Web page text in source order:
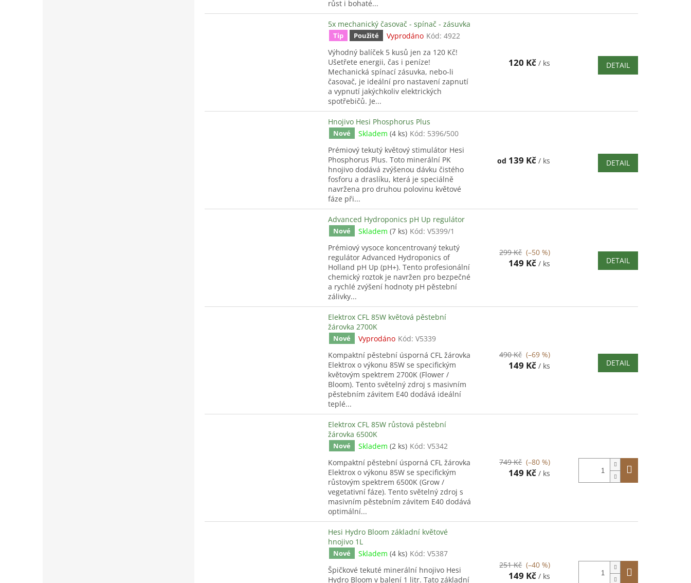
růst i bohaté...
5x mechanický časovač - spínač - zásuvka
Tip Použité Vyprodáno Kód: 4922
Výhodný balíček 5 kusů jen za 120 Kč!
Ušetřete energii, čas i peníze!
Mechanická spínací zásuvka, nebo-li
časovač, je ideální pro nastavení zapnutí
a vypnutí jakýchkoliv elektrických
spotřebičů. Je...
120 Kč/ ks DETAIL
Hnojivo Hesi Phosphorus Plus
Nové Skladem (4 ks) Kód: 5396/500
Prémiový tekutý květový stimulátor Hesi
Phosphorus Plus. Toto minerální PK
hnojivo dodává zvýšenou dávku čistého
fosforu a draslíku, která je speciálně
navržena pro druhou polovinu květové
fáze při...
od 139 Kč/ ks DETAIL
Advanced Hydroponics pH Up regulátor
Nové Skladem (7 ks) Kód: V5399/1
Prémiový vysoce koncentrovaný tekutý
regulátor Advanced Hydroponics of
Holland pH Up (pH+). Tento profesionální
chemický roztok je navržen pro bezpečné
a rychlé zvýšení hodnoty pH pěstební
zálivky...
299 Kč (–50 %)
149 Kč/ ks DETAIL
Elektrox CFL 85W květová pěstební
žárovka 2700K
Nové Vyprodáno Kód: V5339
Kompaktní pěstební úsporná CFL žárovka
Elektrox o výkonu 85W se specifickým
květovým spektrem 2700K (Flower /
Bloom). Tento světelný zdroj s masivním
pěstebním závitem E40 dodává ideální
teplé...
490 Kč (–69 %)
149 Kč/ ks DETAIL
Elektrox CFL 85W růstová pěstební
žárovka 6500K
Nové Skladem (2 ks) Kód: V5342
Kompaktní pěstební úsporná CFL žárovka
Elektrox o výkonu 85W se specifickým
růstovým spektrem 6500K (Grow /
vegetativní fáze). Tento světelný zdroj s
masivním pěstebním závitem E40 dodává
optimální...
749 Kč (–80 %)
149 Kč/ ks
Hesi Hydro Bloom základní květové
hnojivo 1L
Nové Skladem (4 ks) Kód: V5387
Špičkové tekuté minerální hnojivo Hesi
Hydro Bloom v balení 1 litr. Tato základní
251 Kč (–40 %)
149 Kč/ ks